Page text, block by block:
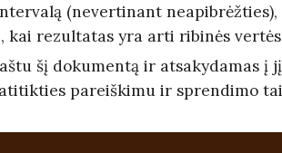
(nevertinant
kai rezultatas yra arti ribinės
šį dokumentą ir atsakydamas į
pareiškimu ir sprendimo